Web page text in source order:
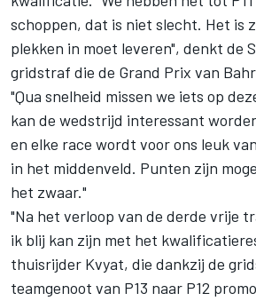
schoppen, dat is niet slecht. Het is
plekken in moet leveren", denkt de
gridstraf die de Grand Prix van
"Qua snelheid missen we iets op
kan de wedstrijd interessant
en elke race wordt voor ons leuk
in het middenveld. Punten zijn
het zwaar."
"Na het verloop van de derde vrije
ik blij kan zijn met het
thuisrijder Kvyat, die dankzij de
teamgenoot van P13 naar P12